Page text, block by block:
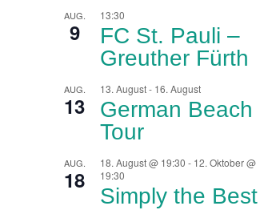
AUG.
9
13:30
FC St. Pauli –
Greuther Fürth
AUG.
13
13. August- 16. August
German Beach
Tour
AUG.
18
18. August @ 19:30 - 12. Oktober @
19:30
Simply the Best